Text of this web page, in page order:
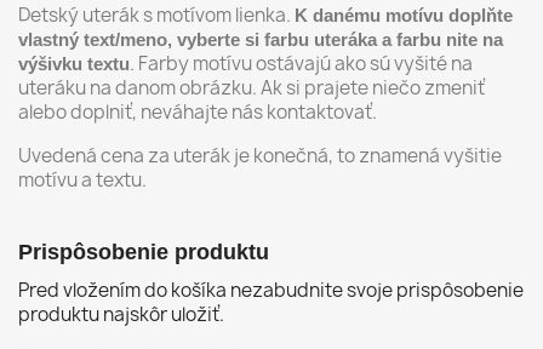
Detský uterák s motívom lienka. K danému motívu doplňte
vlastný text/meno, vyberte si farbu uteráka a farbu nite na
výšivku textu. Farby motívu ostávajú ako sú vyšité na
uteráku na danom obrázku. Ak si prajete niečo zmeniť
alebo doplniť, neváhajte nás kontaktovať.
Uvedená cena za uterák je konečná, to znamená vyšitie
motívu a textu.
Prispôsobenie produktu
Pred vložením do košíka nezabudnite svoje prispôsobenie
produktu najskôr uložiť.